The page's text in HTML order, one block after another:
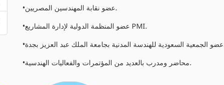
•عضو نقابة المهندسين المصريين.
•عضو المنظمة الدولية لإدارة المشاريع PMI.
•محاضر ومدرب بالعديد من المؤتمرات والفعاليات الهندسية.